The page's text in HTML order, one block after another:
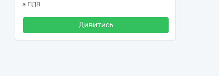
з ПДВ
Дивитись